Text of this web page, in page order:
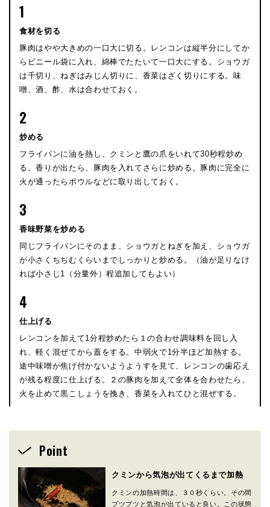
1
食材を切る
豚肉はやや大きめの一口大に切る。レンコンは縦半分にしてか
らビニール袋に入れ、綿棒でたたいて一口大にする。ショウガ
は千切り、ねぎはみじん切りに、香菜はざく切りにする。味
噌、酒、酢、水は合わせておく。
2
炒める
フライパンに油を熱し、クミンと鷹の爪をいれて30秒程炒め
る。香りが出たら、豚肉を入れてさらに炒める。豚肉に完全に
火が通ったらボウルなどに取り出しておく。
3
香味野菜を炒める
同じフライパンにそのまま、ショウガとねぎを加え、ショウガ
が小さくちぢむくらいまでしっかりと炒める。（油が足りなけ
れば小さじ1（分量外）程追加してもよい）
4
仕上げる
レンコンを加えて1分程炒めたら１の合わせ調味料を回し入
れ、軽く混ぜてから蓋をする。中弱火で1分半ほど加熱する。
途中味噌が焦げ付かないようようすを見て、レンコンの歯応え
が残る程度に仕上げる。２の豚肉を加えて全体を合わせたら、
火を止めて黒こしょうを挽き、香菜を入れてひと混ぜする。
Point
クミンから気泡が出てくるまで加熱
クミンの加熱時間は、３０秒くらい。その間
プツプツと気泡が出ていると良い。この状態